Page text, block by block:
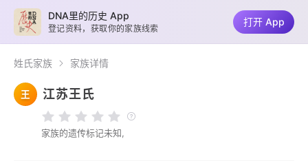
姓氏家族 家族详情
王 江苏王氏
家族的遗传标记未知,
DNA里的历史 App
登记资料，获取你的家族线索
打开 App